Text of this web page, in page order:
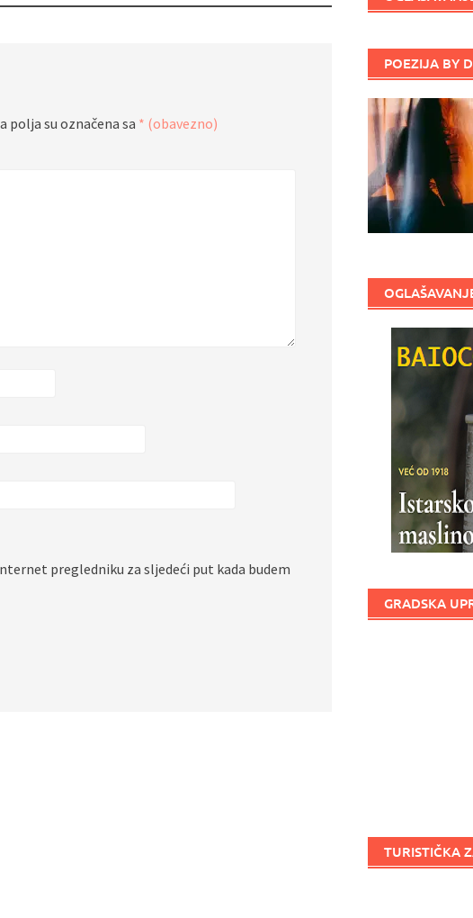
polja su označena sa * (obavezno)
pregledniku za sljedeći put kada budem
POEZIJA BY
GRADSKA
TURISTIČKA